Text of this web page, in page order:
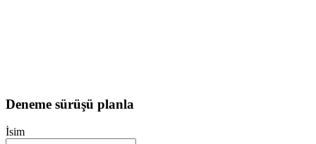
Deneme sürüşü planla
İsim